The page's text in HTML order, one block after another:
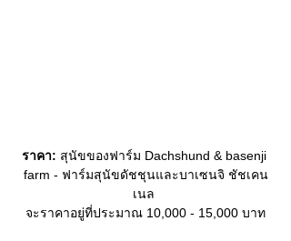
ราคา: สุนัขของฟาร์ม Dachshund & basenji
farm - ฟาร์มสุนัขดัชชุนและบาเซนจิ ชัชเคน
เนล
จะราคาอยู่ที่ประมาณ 10,000 - 15,000 บาท